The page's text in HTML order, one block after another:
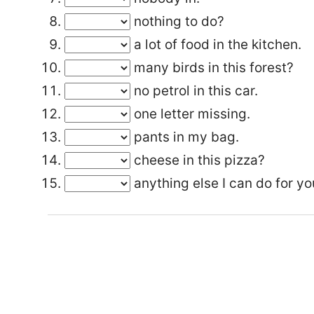
nothing to do?
a lot of food in the kitchen.
many birds in this forest?
no petrol in this car.
one letter missing.
pants in my bag.
cheese in this pizza?
anything else I can do for